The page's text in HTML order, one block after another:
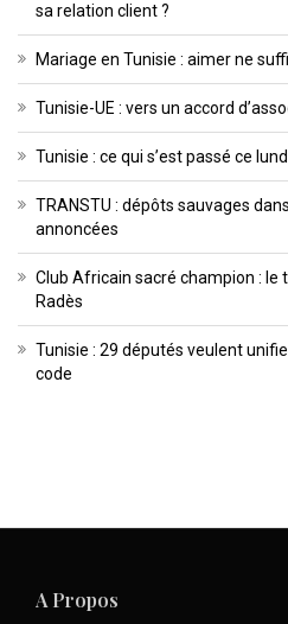
sa relation client ?
Mariage en Tunisie : aimer ne
Tunisie-UE : vers un accord
Tunisie : ce qui s’est passé ce
TRANSTU : dépôts sauvages
annoncées
Club Africain sacré champion : le
Radès
Tunisie : 29 députés veulent
code
A Propos